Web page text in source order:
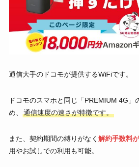
通信大手のドコモが提供するWiFiです。
ドコモのスマホと同じ「PREMIUM 4G」
め、
通信速度の速さが特徴です。
また、契約期間の縛りがなく 解約手数料
用やお試しでの利用も可能。